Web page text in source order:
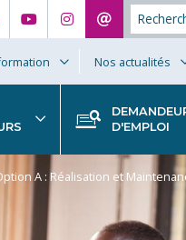
Nos actualités
D'EMPLOI
A : Réalisation et